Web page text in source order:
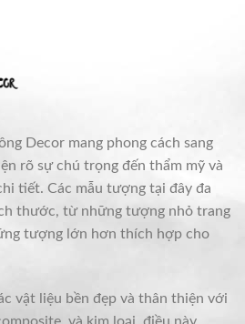
Decor mang phong cách sang
rõ sự chú trọng đến thẩm mỹ và
tiết. Các mẫu tượng tại đây đa
thước, từ những tượng nhỏ trang
tượng lớn hơn thích hợp cho
vật liệu bền đẹp và thân thiện với